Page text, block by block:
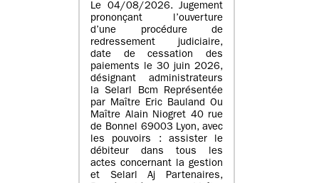
Le 04/08/2026. Jugement
prononçant l’ouverture
d’une procédure de
redressement judiciaire,
date de cessation des
paiements le 30 juin 2026,
désignant administrateurs
la Selarl Bcm Représentée
par Maître Eric Bauland Ou
Maître Alain Niogret 40 rue
de Bonnel 69003 Lyon, avec
les pouvoirs : assister le
débiteur dans tous les
actes concernant la gestion
et Selarl Aj Partenaires,